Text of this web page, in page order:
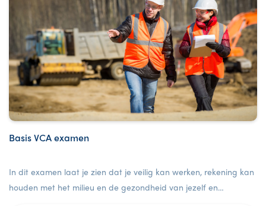
Basis VCA examen
In dit examen laat je zien dat je veilig kan werken, rekening kan
houden met het milieu en de gezondheid van jezelf en